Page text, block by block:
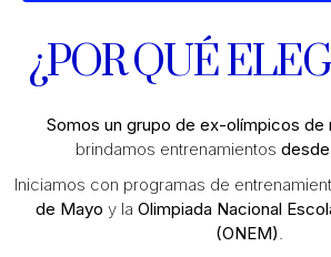
¿POR QUÉ
Somos un grupo de ex-olímpicos de
brindamos entrenamientos desde
Iniciamos con programas de
de Mayo y la Olimpiada Nacional
(ONEM).